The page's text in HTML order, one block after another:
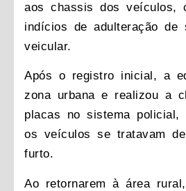
aos chassis dos veículos,
indícios de adulteração de
veicular.
Após o registro inicial, a
zona urbana e realizou a
placas no sistema policial,
os veículos se tratavam
furto.
Ao retornarem à área